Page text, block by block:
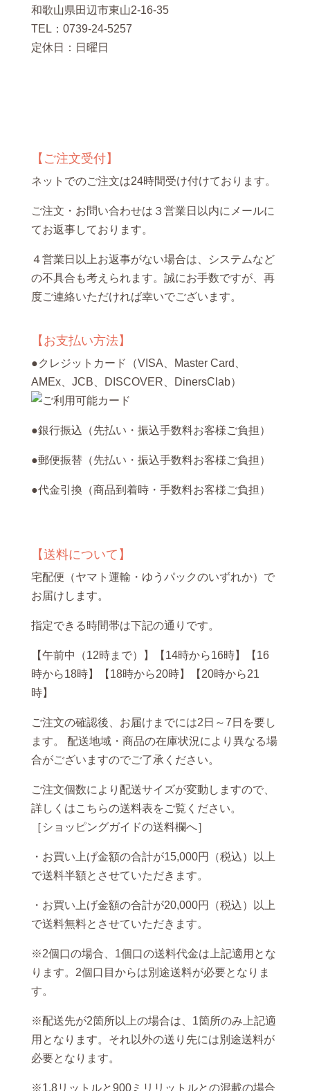
和歌山県田辺市東山2-16-35
TEL：0739-24-5257
定休日：日曜日
【ご注文受付】
ネットでのご注文は24時間受け付けております。
ご注文・お問い合わせは３営業日以内にメールに
てお返事しております。
４営業日以上お返事がない場合は、システムなど
の不具合も考えられます。誠にお手数ですが、再
度ご連絡いただければ幸いでございます。
【お支払い方法】
●クレジットカード（VISA、Master Card、
AMEx、JCB、DISCOVER、DinersClab）
●銀行振込（先払い・振込手数料お客様ご負担）
●郵便振替（先払い・振込手数料お客様ご負担）
●代金引換（商品到着時・手数料お客様ご負担）
【送料について】
宅配便（ヤマト運輸・ゆうパックのいずれか）で
お届けします。
指定できる時間帯は下記の通りです。
【午前中（12時まで）】【14時から16時】【16
時から18時】【18時から20時】【20時から21
時】
ご注文の確認後、お届けまでには2日～7日を要し
ます。 配送地域・商品の在庫状況により異なる場
合がございますのでご了承ください。
ご注文個数により配送サイズが変動しますので、
詳しくはこちらの送料表をご覧ください。
［ショッピングガイドの送料欄へ］
・お買い上げ金額の合計が15,000円（税込）以上
で送料半額とさせていただきます。
・お買い上げ金額の合計が20,000円（税込）以上
で送料無料とさせていただきます。
※2個口の場合、1個口の送料代金は上記適用とな
ります。2個口目からは別途送料が必要となりま
す。
※配送先が2箇所以上の場合は、1箇所のみ上記適
用となります。それ以外の送り先には別途送料が
必要となります。
※1.8リットルと900ミリリットルとの混載の場合